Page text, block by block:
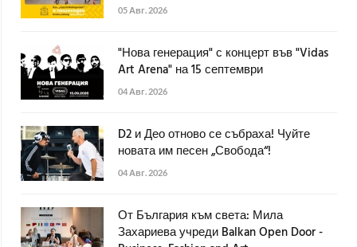
05 Авг. 2026
"Нова генерация" с концерт във "Vidas
Art Arena" на 15 септември
04 Авг. 2026
D2 и Део отново се събраха! Чуйте
новата им песен „Свобода“!
04 Авг. 2026
От България към света: Мила
Захариева учреди Balkan Open Door -